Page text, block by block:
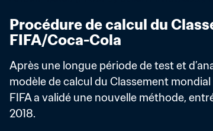
Procédure de calcul du
FIFA/Coca-Cola
Après une longue période de test et
modèle de calcul du Classement
FIFA a validé une nouvelle méthode,
2018.